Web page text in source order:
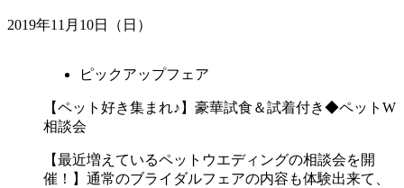
2019年11月10日（日）
ピックアップフェア
【ペット好き集まれ♪】豪華試食＆試着付き◆ペットW
相談会
【最近増えているペットウエディングの相談会を開
催！】通常のブライダルフェアの内容も体験出来て、